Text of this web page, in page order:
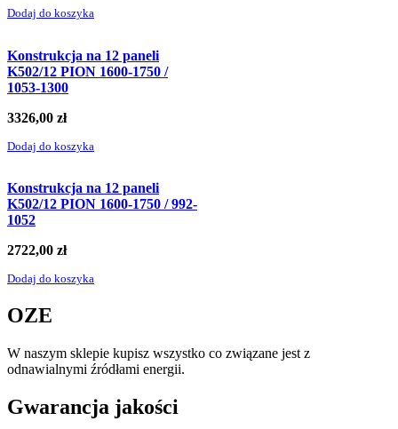
Dodaj do koszyka
Konstrukcja na 12 paneli
K502/12 PION 1600-1750 /
1053-1300
3326,00 zł
Dodaj do koszyka
Konstrukcja na 12 paneli
K502/12 PION 1600-1750 / 992-
1052
2722,00 zł
Dodaj do koszyka
OZE
W naszym sklepie kupisz wszystko co związane jest z
odnawialnymi źródłami energii.
Gwarancja jakości